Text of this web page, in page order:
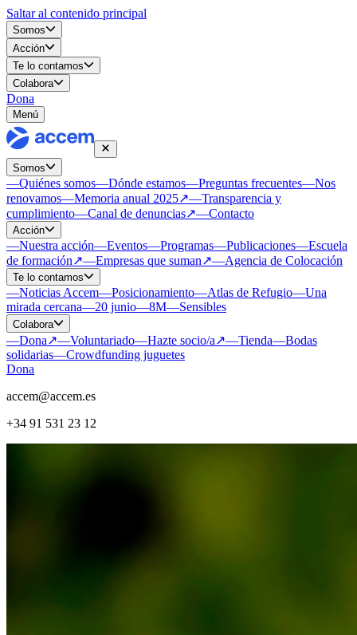
Saltar al contenido principal
Somos
Acción
Te lo contamos
Colabora
Dona
Menú
Somos
—Quiénes somos—Dónde estamos—Preguntas frecuentes—Nos
renovamos—Memoria anual 2025↗—Transparencia y
cumplimiento—Canal de denuncias↗—Contacto
Acción
—Nuestra acción—Eventos—Programas—Publicaciones—Escuela
de formación↗—Empresas que suman↗—Agencia de Colocación
Te lo contamos
—Noticias Accem—Posicionamiento—Atlas de Refugio—Una
mirada cercana—20 junio—8M—Sensibles
Colabora
—Dona↗—Voluntariado—Hazte socio/a↗—Tienda—Bodas
solidarias—Crowdfunding juguetes
Dona
accem@accem.es
+34 91 531 23 12